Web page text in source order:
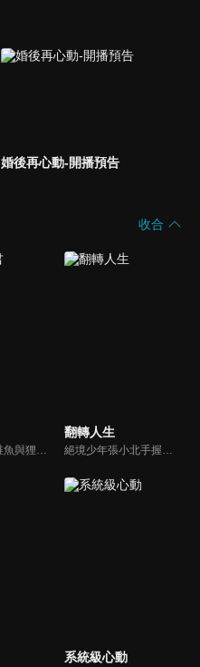
婚後再心動-開播預告
收合
翻轉人生
系統級心動